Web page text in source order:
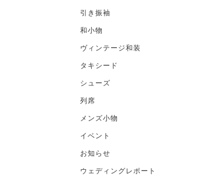
引き振袖
和小物
ヴィンテージ和装
タキシード
シューズ
列席
メンズ小物
イベント
お知らせ
ウェディングレポート